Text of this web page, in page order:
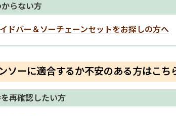
らない方
ドバー＆ソーチェーンセットをお探しの方へ
ソーに適合するか不安のある方はこち
再確認したい方